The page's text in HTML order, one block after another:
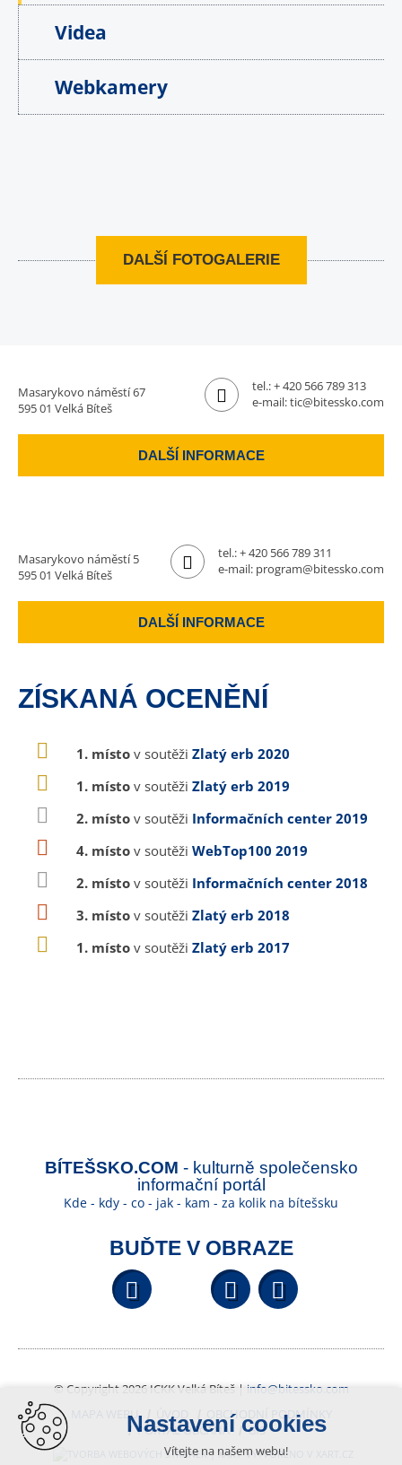
Videa
Webkamery
DALŠÍ FOTOGALERIE
Masarykovo náměstí 67
595 01 Velká Bíteš
tel.:+ 420 566 789 313
e-mail:tic@bitessko.com
DALŠÍ INFORMACE
Masarykovo náměstí 5
595 01 Velká Bíteš
tel.:+ 420 566 789 311
e-mail: program@bitessko.com
DALŠÍ INFORMACE
ZÍSKANÁ OCENĚNÍ
1. místo v soutěži Zlatý erb 2020
1. místo v soutěži Zlatý erb 2019
2. místo v soutěži Informačních center 2019
4. místo v soutěži WebTop100 2019
2. místo v soutěži Informačních center 2018
3. místo v soutěži Zlatý erb 2018
1. místo v soutěži Zlatý erb 2017
BÍTEŠSKO.COM - kulturně společensko
informační portál
Kde - kdy - co - jak - kam - za kolik na bítešsku
BUĎTE V OBRAZE
Facebook YouTube
© Copyright 2026 ICKK Velká Bíteš | info@bitessko.com
MAPA WEBU
ÚVOD
OBCHODNÍ PODMÍNKY
PORTÁL OBČANA
GIS
VYTVOŘENO V XART.CZ
Nastavení cookies
Vítejte na našem webu!